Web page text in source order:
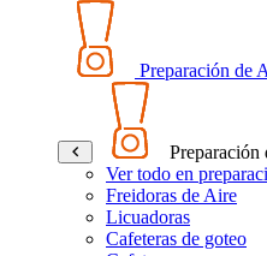
Preparación de
Preparación
Ver todo en
Freidoras de Aire
Licuadoras
Cafeteras de goteo